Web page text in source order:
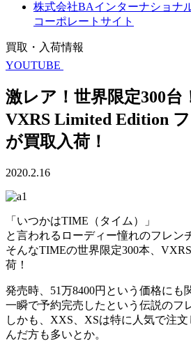
株式会社BAインターナショナ
コーポレートサイト
買取・入荷情報
YOUTUBE
激レア！世界限定300
VXRS Limited Edition
が買取入荷！
2020.2.16
「いつかはTIME（タイム）」
と言われるローディー憧れのフレン
そんなTIMEの世界限定300本、
荷！
発売時、51万8400円という価格にも
一瞬で予約完売したという伝説のフ
しかも、XXS、XSは特に人気で注
んだ方も多いとか。